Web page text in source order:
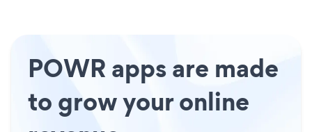
POWR apps are made
to grow your online